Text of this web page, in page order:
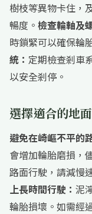
樹枝等異物卡住，
暢度。 檢查輪軸及
時鎖緊可以確保輪
統： 定期檢查剎車
以安全剎停。
選擇適合的地面
避免在崎嶇不平的
會增加輪胎磨損，
路面行駛，請減慢
上長時間行駛： 泥
輪胎損壞。如需經